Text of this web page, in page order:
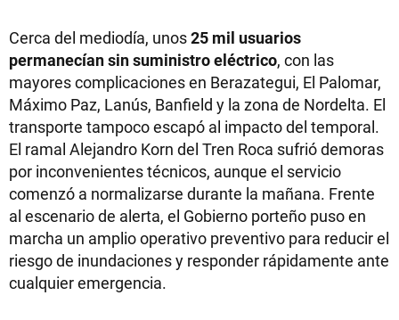
Cerca del mediodía, unos25 mil usuarios
permanecían sin suministro eléctrico, con las
mayores complicaciones en Berazategui, El Palomar,
Máximo Paz, Lanús, Banfield y la zona de Nordelta. El
transporte tampoco escapó al impacto del temporal.
El ramal Alejandro Korn del Tren Roca sufrió demoras
por inconvenientes técnicos, aunque el servicio
comenzó a normalizarse durante la mañana. Frente
al escenario de alerta, el Gobierno porteño puso en
marcha un amplio operativo preventivo para reducir el
riesgo de inundaciones y responder rápidamente ante
cualquier emergencia.